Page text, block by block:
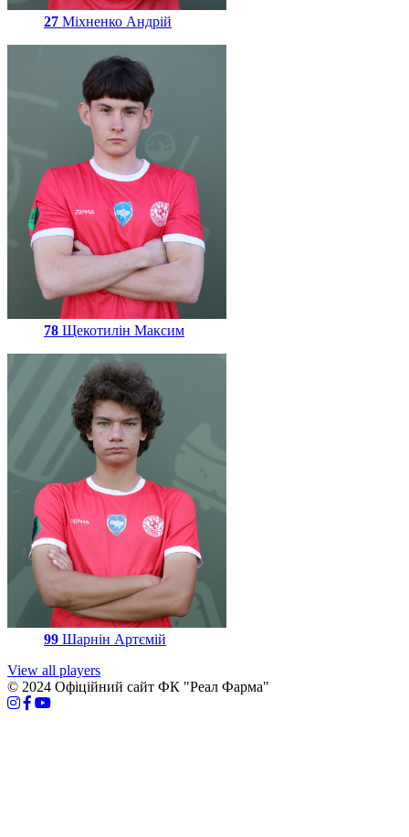
27 Міхненко Андрій
78 Щекотилін Максим
99 Шарнін Артємій
View all players
© 2024 Офіційний сайт ФК "Реал Фарма"